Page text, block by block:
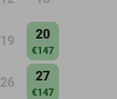
19 20
€147
26 27
€147